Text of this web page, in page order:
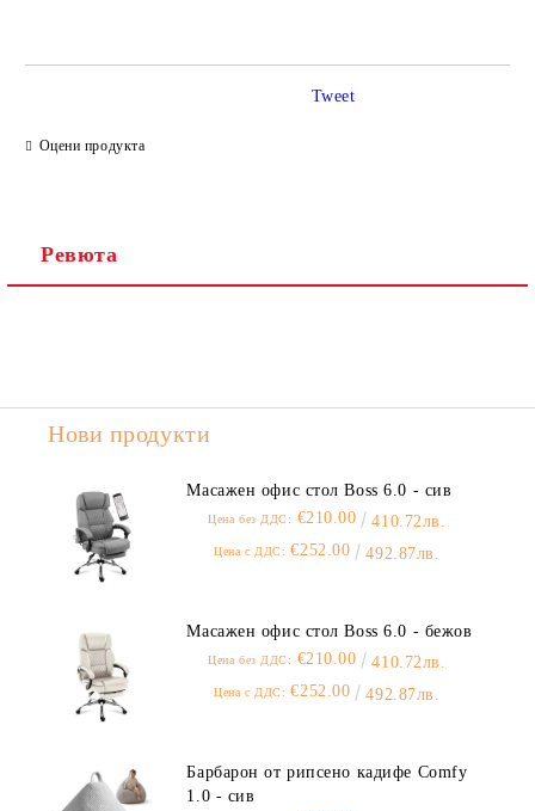
Оцени продукта
Tweet
Ревюта
Нови продукти
Масажен офис стол Boss 6.0 - сив
Цена без ДДС: €210.00 410.72лв.
Цена с ДДС: €252.00 492.87лв.
Масажен офис стол Boss 6.0 - бежов
Цена без ДДС: €210.00 410.72лв.
Цена с ДДС: €252.00 492.87лв.
Барбарон от рипсено кадифе Comfy
1.0 - сив